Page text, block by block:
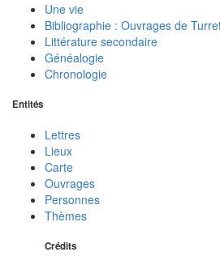
Une vie
Bibliographie : Ouvrages de
Littérature secondaire
Généalogie
Chronologie
Entités
Lettres
Lieux
Carte
Ouvrages
Personnes
Thèmes
Crédits